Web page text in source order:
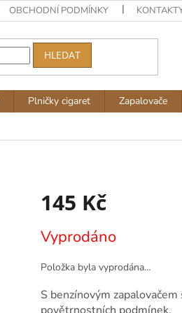
OBCHODNÍ PODMÍNKY
HLEDAT
Plničky cigaret Zapalovače
145 Kč
cena:
Vyprodáno
Položka byla vyprodána…
S benzínovým